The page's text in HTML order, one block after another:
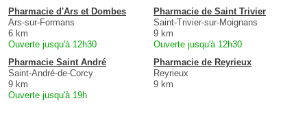
Pharmacie d'Ars et Dombes
Ars-sur-Formans
6 km
Ouverte jusqu'à 12h30
Pharmacie de Saint Trivier
Saint-Trivier-sur-Moignans
9 km
Ouverte jusqu'à 12h30
Pharmacie Saint André
Saint-André-de-Corcy
9 km
Ouverte jusqu'à 19h
Pharmacie de Reyrieux
Reyrieux
9 km